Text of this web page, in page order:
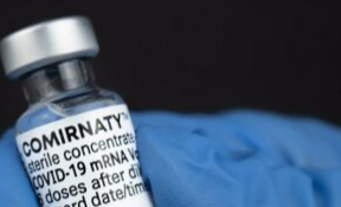
udokumenterede
vacciner
at